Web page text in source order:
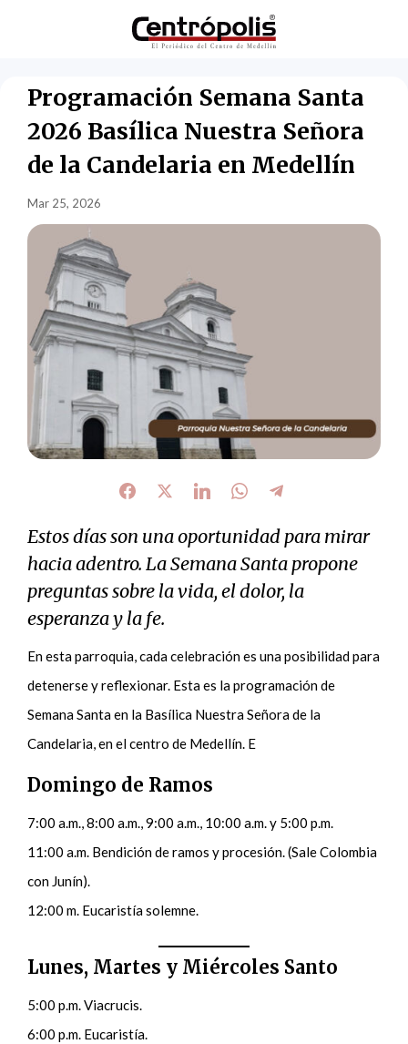
Programación Semana Santa
2026 Basílica Nuestra Señora
de la Candelaria en Medellín
Mar 25, 2026
Estos días son una oportunidad para mirar
hacia adentro. La Semana Santa propone
preguntas sobre la vida, el dolor, la
esperanza y la fe.
En esta parroquia, cada celebración es una posibilidad para
detenerse y reflexionar. Esta es la programación de
Semana Santa en la Basílica Nuestra Señora de la
Candelaria, en el centro de Medellín. E
Domingo de Ramos
7:00 a.m., 8:00 a.m., 9:00 a.m., 10:00 a.m. y 5:00 p.m.
11:00 a.m. Bendición de ramos y procesión. (Sale Colombia
con Junín).
12:00 m. Eucaristía solemne.
Lunes, Martes y Miércoles Santo
5:00 p.m. Viacrucis.
6:00 p.m. Eucaristía.